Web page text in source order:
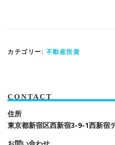
カテゴリー: 不動産投資
CONTACT
住所
東京都新宿区西新宿3-9-1西新宿